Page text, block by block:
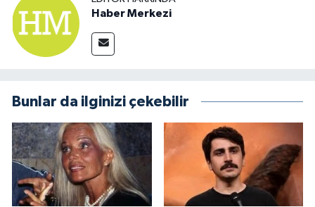
Haber Merkezi
Bunlar da ilginizi çekebilir